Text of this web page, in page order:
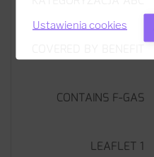
CONTAINS F-GAS
LEAFLET 1
Ustawienia cookies